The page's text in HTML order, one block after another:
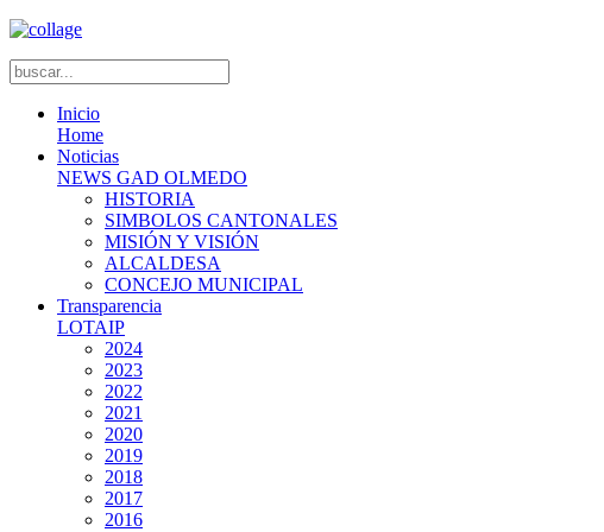
Inicio
Home
Noticias
NEWS GAD OLMEDO
HISTORIA
SIMBOLOS CANTONALES
MISIÓN Y VISIÓN
ALCALDESA
CONCEJO MUNICIPAL
Transparencia
LOTAIP
2024
2023
2022
2021
2020
2019
2018
2017
2016